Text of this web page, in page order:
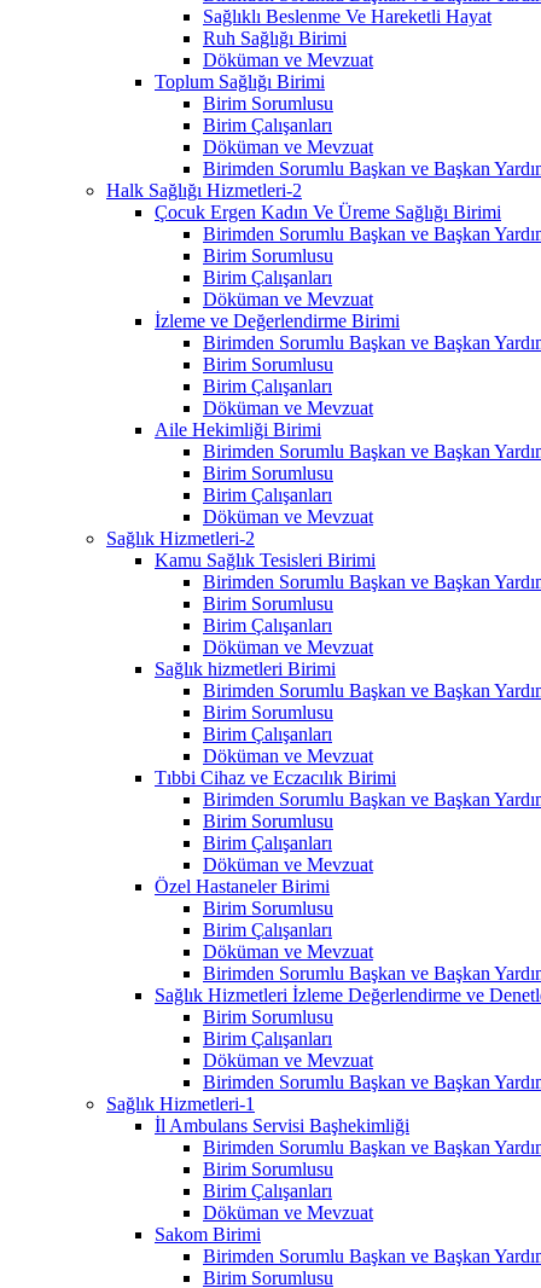
Sağlıklı Beslenme Ve Hareketli Hayat
Ruh Sağlığı Birimi
Döküman ve Mevzuat
Toplum Sağlığı Birimi
Birim Sorumlusu
Birim Çalışanları
Döküman ve Mevzuat
Birimden Sorumlu Başkan ve Başkan
Halk Sağlığı Hizmetleri-2
Çocuk Ergen Kadın Ve Üreme Sağlığı Birimi
Birimden Sorumlu Başkan ve Başkan
Birim Sorumlusu
Birim Çalışanları
Döküman ve Mevzuat
İzleme ve Değerlendirme Birimi
Birimden Sorumlu Başkan ve Başkan
Birim Sorumlusu
Birim Çalışanları
Döküman ve Mevzuat
Aile Hekimliği Birimi
Birimden Sorumlu Başkan ve Başkan
Birim Sorumlusu
Birim Çalışanları
Döküman ve Mevzuat
Sağlık Hizmetleri-2
Kamu Sağlık Tesisleri Birimi
Birimden Sorumlu Başkan ve Başkan
Birim Sorumlusu
Birim Çalışanları
Döküman ve Mevzuat
Sağlık hizmetleri Birimi
Birimden Sorumlu Başkan ve Başkan
Birim Sorumlusu
Birim Çalışanları
Döküman ve Mevzuat
Tıbbi Cihaz ve Eczacılık Birimi
Birimden Sorumlu Başkan ve Başkan
Birim Sorumlusu
Birim Çalışanları
Döküman ve Mevzuat
Özel Hastaneler Birimi
Birim Sorumlusu
Birim Çalışanları
Döküman ve Mevzuat
Birimden Sorumlu Başkan ve Başkan
Sağlık Hizmetleri İzleme Değerlendirme ve
Birim Sorumlusu
Birim Çalışanları
Döküman ve Mevzuat
Birimden Sorumlu Başkan ve Başkan
Sağlık Hizmetleri-1
İl Ambulans Servisi Başhekimliği
Birimden Sorumlu Başkan ve Başkan
Birim Sorumlusu
Birim Çalışanları
Döküman ve Mevzuat
Sakom Birimi
Birimden Sorumlu Başkan ve Başkan
Birim Sorumlusu